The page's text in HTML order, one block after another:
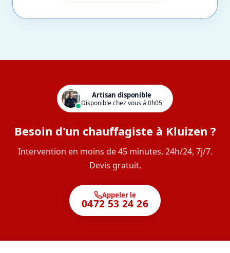
Artisan disponible
Disponible chez vous à 0h05
Besoin d'un chauffagiste à Kluizen ?
Intervention en moins de 45 minutes, 24h/24, 7j/7.
Devis gratuit.
Appeler le
0472 53 24 26